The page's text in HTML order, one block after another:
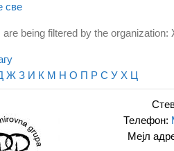
све
are being filtered by the
Ж З И К М Н О П Р С У Х Ц
Телефон:
Мејл